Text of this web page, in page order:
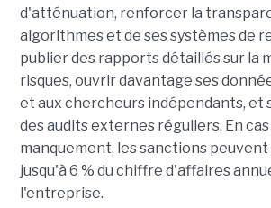
d'atténuation, renforcer la
algorithmes et de ses systèmes de
publier des rapports détaillés sur la
risques, ouvrir davantage ses
et aux chercheurs indépendants, et
des audits externes réguliers. En cas
manquement, les sanctions
jusqu'à 6 % du chiffre d'affaires
l'entreprise.